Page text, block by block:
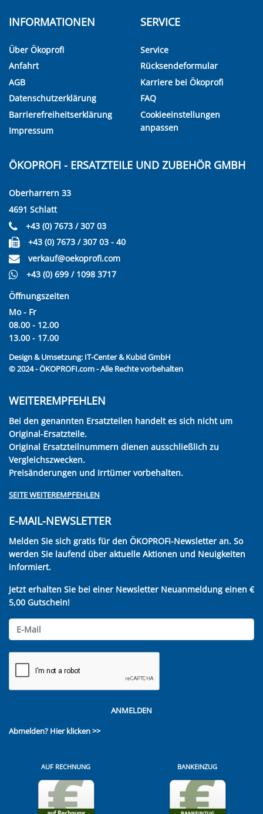
INFORMATIONEN
Über Ökoprofi
Anfahrt
AGB
Datenschutzerklärung
Barrierefreiheitserklärung
Impressum
SERVICE
Service
Rücksendeformular
Karriere bei Ökoprofi
FAQ
Cookieeinstellungen
anpassen
ÖKOPROFI - ERSATZTEILE UND ZUBEHÖR GMBH
Oberharrern 33
4691 Schlatt
+43 (0) 7673 / 307 03
+43 (0) 7673 / 307 03 - 40
verkauf@oekoprofi.com
+43 (0) 699 / 1098 3717
Öffnungszeiten
Mo - Fr
08.00 - 12.00
13.00 - 17.00
Design & Umsetzung: IT-Center & Kubid GmbH
© 2024 - ÖKOPROFI.com - Alle Rechte vorbehalten
WEITEREMPFEHLEN
Bei den genannten Ersatzteilen handelt es sich nicht um
Original-Ersatzteile.
Original Ersatzteilnummern dienen ausschließlich zu
Vergleichszwecken.
Preisänderungen und Irrtümer vorbehalten.
SEITE WEITEREMPFEHLEN
E-MAIL-NEWSLETTER
Melden Sie sich gratis für den ÖKOPROFI-Newsletter an. So
werden Sie laufend über aktuelle Aktionen und Neuigkeiten
informiert.
Jetzt erhalten Sie bei einer Newsletter Neuanmeldung einen €
5,00 Gutschein!
ANMELDEN
Abmelden? Hier klicken >>
AUF RECHNUNG BANKEINZUG